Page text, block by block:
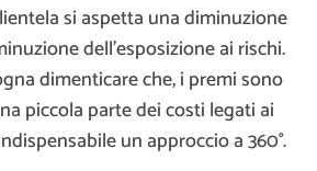
si aspetta una diminuzione
dell’esposizione ai rischi.
dimenticare che, i premi sono
piccola parte dei costi legati ai
un approccio a 360°.